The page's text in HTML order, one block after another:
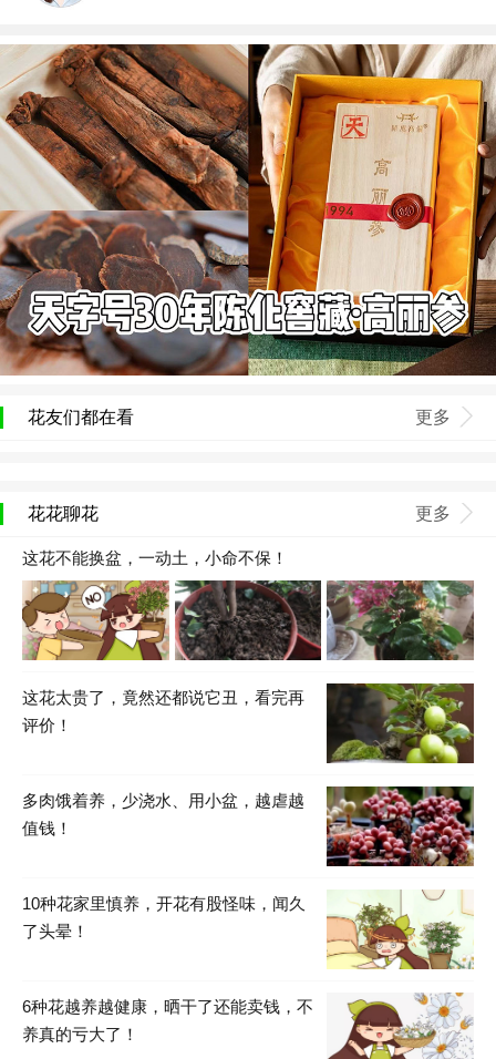
花友们都在看 更多
花花聊花 更多
这花不能换盆，一动土，小命不保！
这花太贵了，竟然还都说它丑，看完再
评价！
多肉饿着养，少浇水、用小盆，越虐越
值钱！
10种花家里慎养，开花有股怪味，闻久
了头晕！
6种花越养越健康，晒干了还能卖钱，不
养真的亏大了！